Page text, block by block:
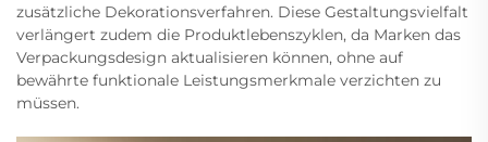
zusätzliche Dekorationsverfahren. Diese Gestaltungsvielfalt
verlängert zudem die Produktlebenszyklen, da Marken das
Verpackungsdesign aktualisieren können, ohne auf
bewährte funktionale Leistungsmerkmale verzichten zu
müssen.